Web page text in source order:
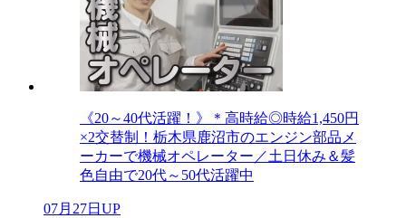
《20～40代活躍！》＊高時給◎時給1,450円
×2交替制！栃木県鹿沼市のエンジン部品メ
ーカーで機械オペレーター／土日休み＆髪
色自由で20代～50代活躍中
07月27日UP